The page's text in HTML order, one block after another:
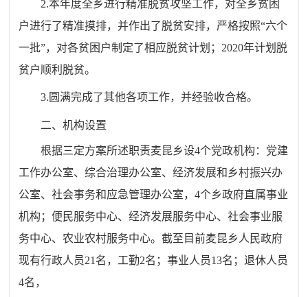
2.本年度全乡进行精准脱贫攻坚工作，对全乡贫困
户进行了精准摸排，并作出了脱贫安排，严格按照“六个
一批”，对各贫困户制定了相应脱贫计划； 2020年计划脱
贫户顺利脱贫。
3.圆满完成了其他各项工作，并经验收合格。
二、机构设置
根据三定方案所述职责麦昆乡设4个党政机构 ： 党建
工作办公室、综合治理办公室、经济发展和乡村振兴办
公室、社会事务和应急管理办公室，4个乡政府直属事业
机构 ；便民服务中心、经济发展服务中心、社会事业服
务中心、农业农村服务中心。截至目前麦昆乡人民政府
现有行政人员21 名，工勤2名；事业人员13名；退休人员
4名，